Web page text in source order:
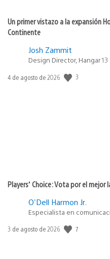
Un primer vistazo a la expansión
Continente
Josh Zammit
Design Director, Hangar 13
Fecha
4 de agosto de 2026 3
Players’ Choice: Vota por el
O'Dell Harmon Jr.
Especialista en
Fecha
3 de agosto de 2026 7